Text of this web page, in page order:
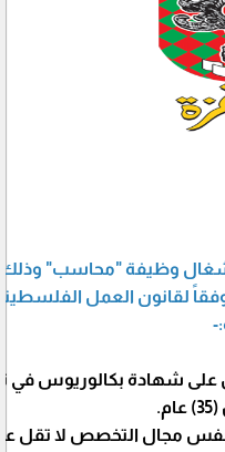
وظيفة "محاسب" وذلك
لقانون العمل الفلسطيني رقم 7
على شهادة بكالوريوس
(
35) عام.
نفس مجال التخصص لا تقل